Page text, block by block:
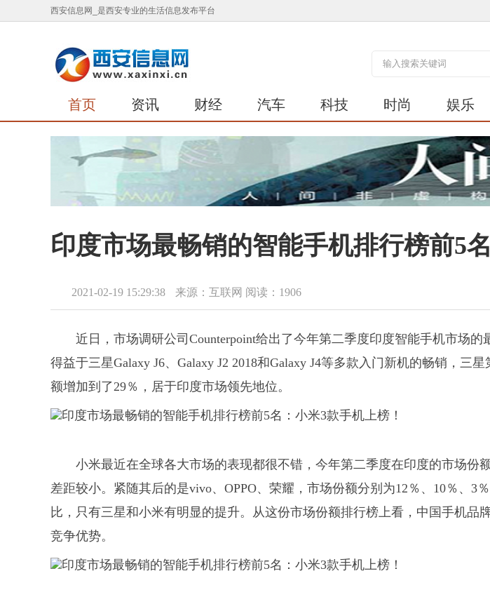
西安信息网_是西安专业的生活信息发布平台
首页 资讯 财经 汽车 科技 时尚 娱乐
印度市场最畅销的智能手机排行榜前5
2021-02-19 15:29:38 来源：互联网 阅读：1906
近日，市场调研公司Counterpoint给出了今年第二季度印度智能手机市场的
得益于三星Galaxy J6、Galaxy J2 2018和Galaxy J4等多款入门新机的畅销，三
额增加到了29％，居于印度市场领先地位。
小米最近在全球各大市场的表现都很不错，今年第二季度在印度的市场份
差距较小。紧随其后的是vivo、OPPO、荣耀，市场份额分别为12％、10％、3
比，只有三星和小米有明显的提升。从这份市场份额排行榜上看，中国手机品
竞争优势。